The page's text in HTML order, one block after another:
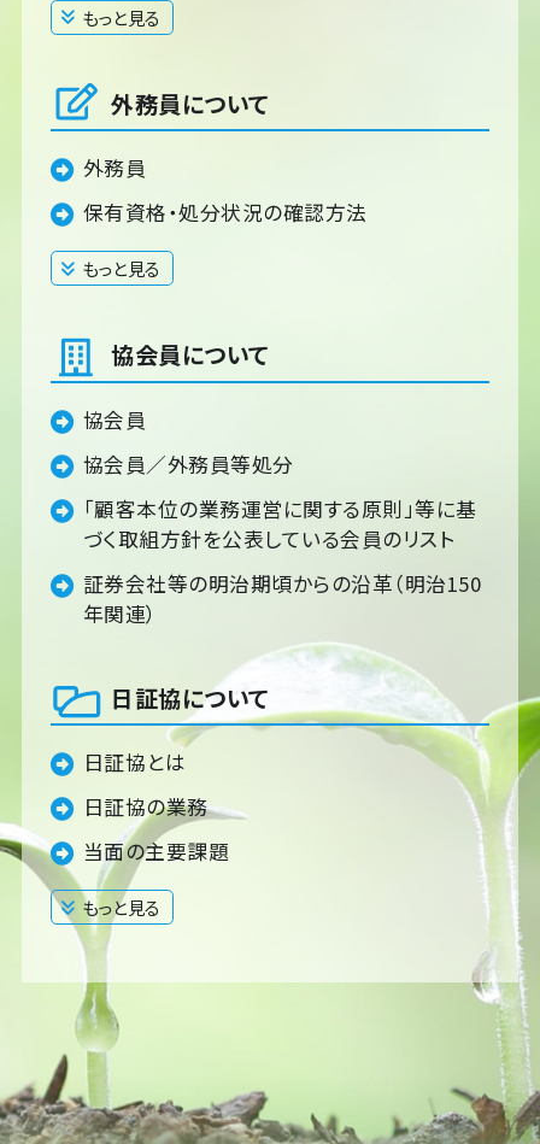
もっと見る
閉じる
外務員について
外務員
保有資格・処分状況の確認方法
もっと見る
閉じる
協会員について
協会員
協会員／外務員等処分
「顧客本位の業務運営に関する原則」等に基
づく取組方針を公表している会員のリスト
証券会社等の明治期頃からの沿革（明治150
年関連）
日証協について
日証協とは
日証協の業務
当面の主要課題
もっと見る
閉じる